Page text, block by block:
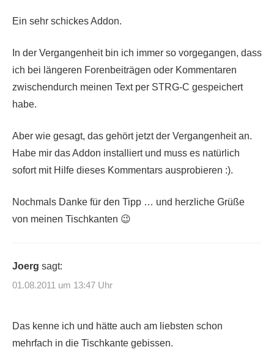
Ein sehr schickes Addon.
In der Vergangenheit bin ich immer so vorgegangen, dass
ich bei längeren Forenbeiträgen oder Kommentaren
zwischendurch meinen Text per STRG-C gespeichert
habe.
Aber wie gesagt, das gehört jetzt der Vergangenheit an.
Habe mir das Addon installiert und muss es natürlich
sofort mit Hilfe dieses Kommentars ausprobieren :).
Nochmals Danke für den Tipp … und herzliche Grüße
von meinen Tischkanten 😉
Joerg sagt:
01.08.2011 um 13:47 Uhr
Das kenne ich und hätte auch am liebsten schon
mehrfach in die Tischkante gebissen.